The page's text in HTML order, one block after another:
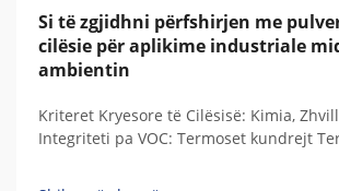
Si të zgjidhni përfshirjen me
cilësie për aplikime industriale
ambientin
Kriteret Kryesore të Cilësisë: Kimia,
Integriteti pa VOC: Termoset kundrejt
Qëndrueshmërisë Industriale Kur